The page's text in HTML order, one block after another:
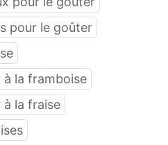
pour le goûter
la framboise
la fraise